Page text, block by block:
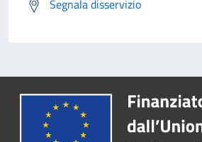
Segnala disservizio